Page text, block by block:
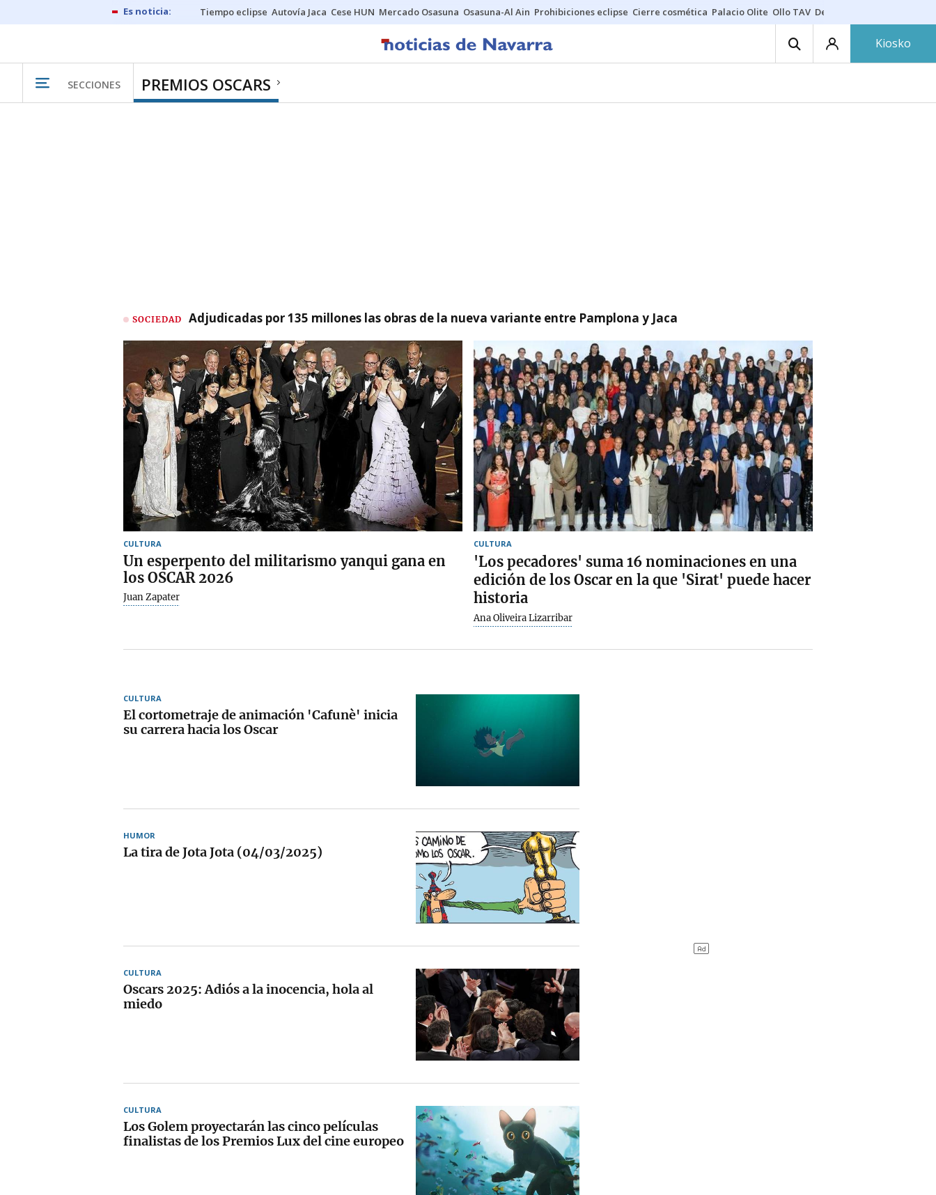
Tiempo eclipse Autovía Jaca Cese HUN Mercado Osasuna Osasuna-Al Ain Prohibiciones eclipse Cierre cosmética Palacio Olite Ollo TAV Derrama vecinos
Kiosko
SECCIONES PREMIOS OSCARS
SOCIEDAD Adjudicadas por 135 millones las obras de la nueva variante entre Pamplona y Jaca
CULTURA
Un esperpento del militarismo yanqui gana en
los OSCAR 2026
Juan Zapater
CULTURA
'Los pecadores' suma 16 nominaciones en una
edición de los Oscar en la que 'Sirat' puede hacer
historia
Ana Oliveira Lizarribar
CULTURA
El cortometraje de animación 'Cafunè' inicia
su carrera hacia los Oscar
HUMOR
La tira de Jota Jota (04/03/2025)
CULTURA
Oscars 2025: Adiós a la inocencia, hola al
miedo
CULTURA
Los Golem proyectarán las cinco películas
finalistas de los Premios Lux del cine europeo